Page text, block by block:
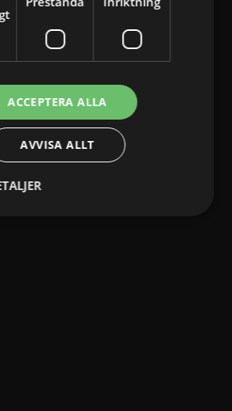
ACCEPTERA ALLA
AVVISA ALLT